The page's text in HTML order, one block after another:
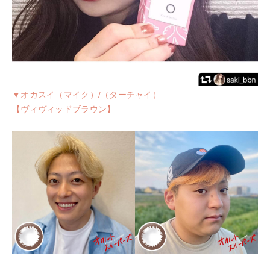
▼オカスイ（マイク）/（ターチャイ）
【ヴィヴィッドブラウン】